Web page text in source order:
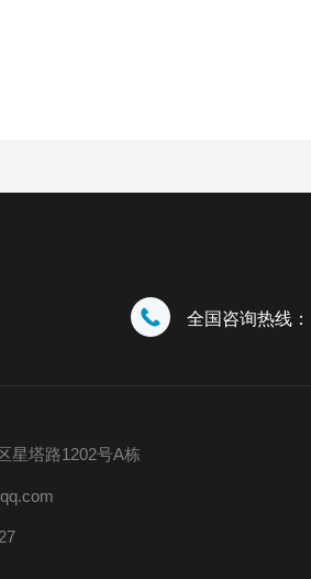
全国咨询热线：
星塔路1202号A栋